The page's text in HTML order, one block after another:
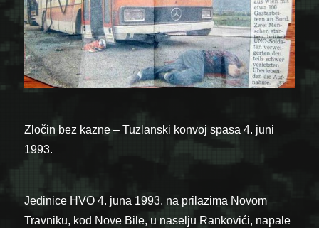
Zločin bez kazne – Tuzlanski konvoj spasa 4. juni
1993.
Jedinice HVO 4. juna 1993. na prilazima Novom
Travniku, kod Nove Bile, u naselju Rankovići, napale